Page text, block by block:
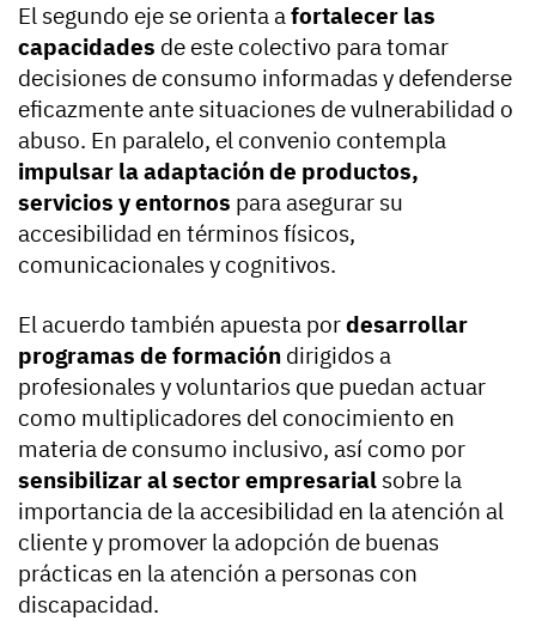
El segundo eje se orienta afortalecer las
capacidades de este colectivo para tomar
decisiones de consumo informadas y defenderse
eficazmente ante situaciones de vulnerabilidad o
abuso. En paralelo, el convenio contempla
impulsar la adaptación de productos,
servicios y entornos para asegurar su
accesibilidad en términos físicos,
comunicacionales y cognitivos.
El acuerdo también apuesta pordesarrollar
programas de formación dirigidos a
profesionales y voluntarios que puedan actuar
como multiplicadores del conocimiento en
materia de consumo inclusivo, así como por
sensibilizar al sector empresarial sobre la
importancia de la accesibilidad en la atención al
cliente y promover la adopción de buenas
prácticas en la atención a personas con
discapacidad.